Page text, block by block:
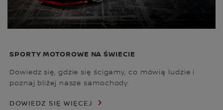
SPORTY MOTOROWE NA ŚWIECIE
Dowiedz się, gdzie się ścigamy, co mówią ludzie i
poznaj bliżej nasze samochody.
DOWIEDZ SIĘ WIĘCEJ